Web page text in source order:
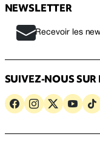
NEWSLETTER
Recevoir les
SUIVEZ-NOUS SUR